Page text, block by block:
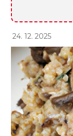
24. 12. 2025